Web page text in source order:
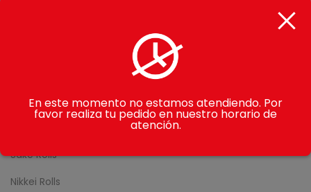
Makimono
Sake Rolls
Nikkei Rolls
En este momento no estamos atendiendo. Por
favor realiza tu pedido en nuestro horario de
atención.